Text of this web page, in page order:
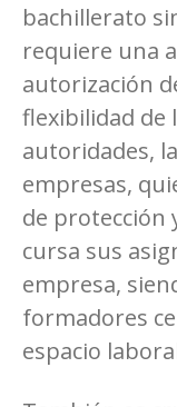
bachillerato
requiere una
autorización
flexibilidad de
autoridades,
empresas,
de protección
cursa sus
empresa,
formadores
espacio